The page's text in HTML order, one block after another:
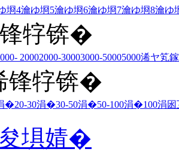
埛4瀹ゆ埛5瀹ゆ埛6瀹ゆ埛7瀹ゆ埛8瀹ゆ
牸锛�
20002000-30003000-50005000浠ヤ笂
锋牸锛�
�20-30涓�30-50涓�50-100涓�100涓
埧婧�